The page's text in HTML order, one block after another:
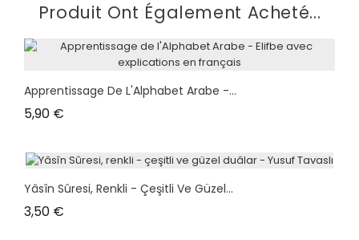
Produit Ont Également Acheté...
Apprentissage De L'Alphabet Arabe -...
5,90 €
Yâsîn Sûresi, Renkli - Çeşitli Ve Güzel...
3,50 €